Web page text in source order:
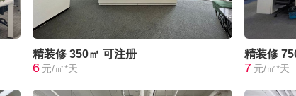
精装修 350㎡ 可注册
6 元/㎡*天
精装修
7 元/㎡*天